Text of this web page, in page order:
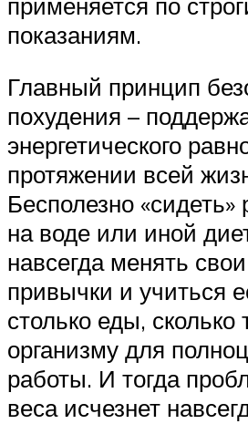
показаниям.
Главный принцип
похудения –
энергетического
протяжении всей
Бесполезно
на воде или иной
навсегда менять
привычки и учиться
столько еды, сколько
организму для
работы. И тогда
веса исчезнет